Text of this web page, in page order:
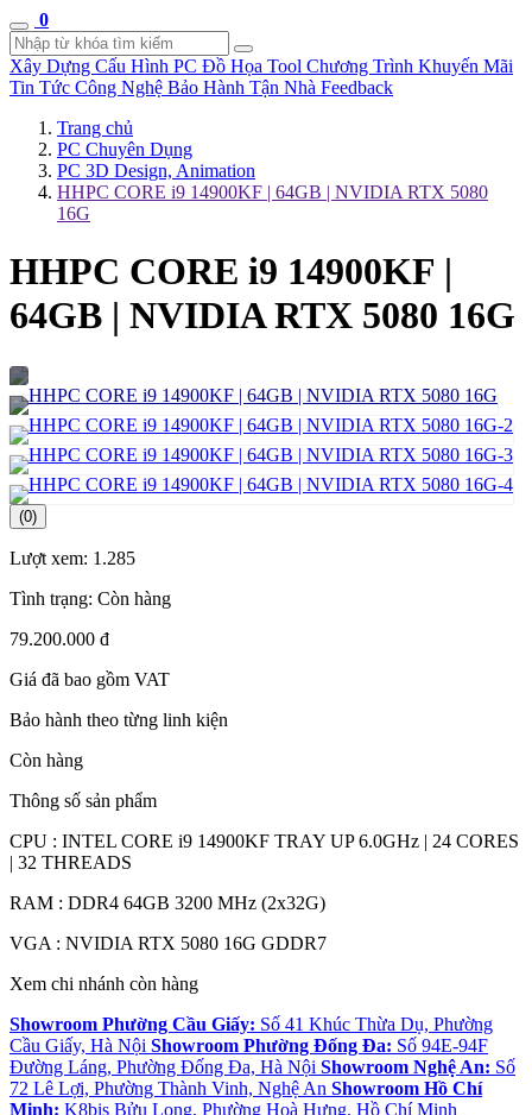
0
Xây Dựng Cấu Hình PC Đồ Họa Tool Chương Trình Khuyến Mãi
Tin Tức Công Nghệ Bảo Hành Tận Nhà Feedback
Trang chủ
PC Chuyên Dụng
PC 3D Design, Animation
HHPC CORE i9 14900KF | 64GB | NVIDIA RTX 5080
16G
HHPC CORE i9 14900KF |
64GB | NVIDIA RTX 5080 16G
(0)
Lượt xem: 1.285
Tình trạng: Còn hàng
79.200.000 đ
Giá đã bao gồm VAT
Bảo hành theo từng linh kiện
Còn hàng
Thông số sản phẩm
CPU : INTEL CORE i9 14900KF TRAY UP 6.0GHz | 24 CORES
| 32 THREADS
RAM : DDR4 64GB 3200 MHz (2x32G)
VGA : NVIDIA RTX 5080 16G GDDR7
Xem chi nhánh còn hàng
Showroom Phường Cầu Giấy: Số 41 Khúc Thừa Dụ, Phường
Cầu Giấy, Hà Nội Showroom Phường Đống Đa: Số 94E-94F
Đường Láng, Phường Đống Đa, Hà Nội Showroom Nghệ An: Số
72 Lê Lợi, Phường Thành Vinh, Nghệ An Showroom Hồ Chí
Minh: K8bis Bửu Long, Phường Hoà Hưng, Hồ Chí Minh